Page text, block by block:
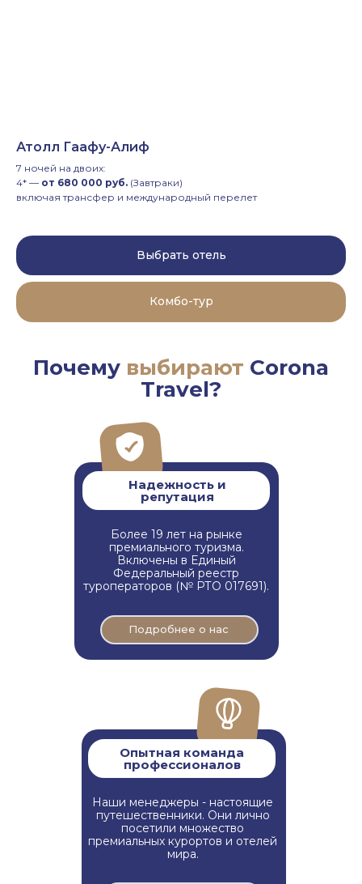
Атолл Гаафу-Алиф
7 ночей на двоих:
4* — от 680 000 руб. (Завтраки)
включая трансфер и международный перелет
Выбрать отель
Комбо-тур
Почему выбирают Corona
Travel?
Более 19 лет на рынке
премиального туризма.
Включены в Единый
Федеральный реестр
туроператоров (№ РТО 017691).
Подробнее о нас
Надежность и
репутация
Наши менеджеры - настоящие
путешественники. Они лично
посетили множество
премиальных курортов и отелей
мира.
Опытная команда
профессионалов